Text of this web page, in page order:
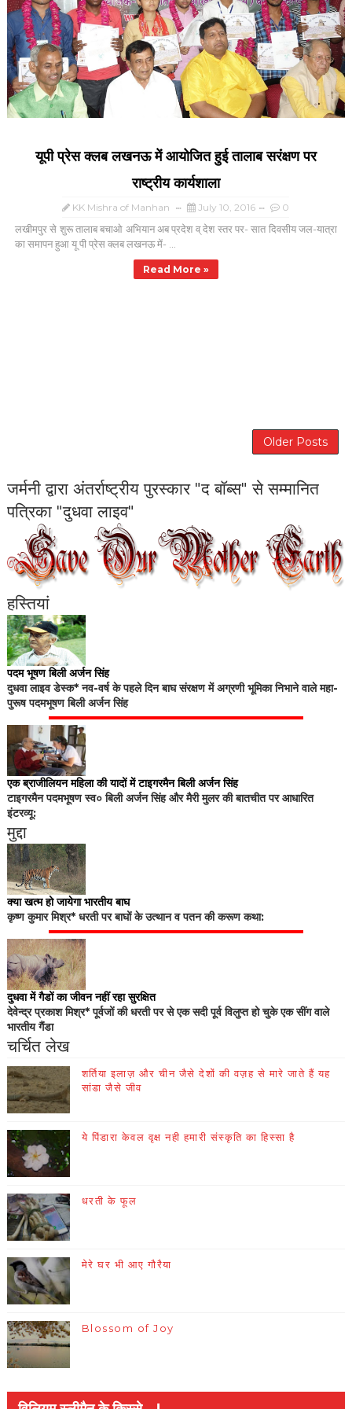
यूपी प्रेस क्लब लखनऊ में आयोजित हुई तालाब सरंक्षण पर
राष्ट्रीय कार्यशाला
KK Mishra of Manhan July 10, 2016 0
लखीमपुर से शुरू तालाब बचाओ अभियान अब प्रदेश व् देश स्तर पर- सात दिवसीय जल-यात्रा
का समापन हुआ यू पी प्रेस क्लब लखनऊ में- ...
Read More »
Older Posts
जर्मनी द्वारा अंतर्राष्ट्रीय पुरस्कार "द बॉब्स" से सम्मानित
पत्रिका "दुधवा लाइव"
हस्तियां
पदम भूषण बिली अर्जन सिंह
दुधवा लाइव डेस्क* नव-वर्ष के पहले दिन बाघ संरक्षण में अग्रणी भूमिका निभाने वाले महा-
पुरूष पदमभूषण बिली अर्जन सिंह
एक ब्राजीलियन महिला की यादों में टाइगरमैन बिली अर्जन सिंह
टाइगरमैन पदमभूषण स्व० बिली अर्जन सिंह और मैरी मुलर की बातचीत पर आधारित
इंटरव्यू:
मुद्दा
क्या खत्म हो जायेगा भारतीय बाघ
कृष्ण कुमार मिश्र* धरती पर बाघों के उत्थान व पतन की करूण कथा:
दुधवा में गैडों का जीवन नहीं रहा सुरक्षित
देवेन्द्र प्रकाश मिश्र* पूर्वजों की धरती पर से एक सदी पूर्व विलुप्त हो चुके एक सींग वाले
भारतीय गैंडा
चर्चित लेख
शर्तिया इलाज़ और चीन जैसे देशों की वज़ह से मारे जाते हैं यह
सांडा जैसे जीव
ये पिंडारा केवल वृक्ष नही हमारी संस्कृति का हिस्सा है
धरती के फूल
मेरे घर भी आए गौरैया
Blossom of Joy